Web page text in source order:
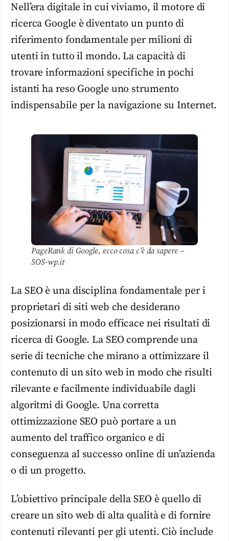
Nell’era digitale in cui viviamo, il motore di
ricerca Google è diventato un punto di
riferimento fondamentale per milioni di
utenti in tutto il mondo. La capacità di
trovare informazioni specifiche in pochi
istanti ha reso Google uno strumento
indispensabile per la navigazione su Internet.
PageRank di Google, ecco cosa c’è da sapere –
SOS-wp.it
La SEO è una disciplina fondamentale per i
proprietari di siti web che desiderano
posizionarsi in modo efficace nei risultati di
ricerca di Google. La SEO comprende una
serie di tecniche che mirano a ottimizzare il
contenuto di un sito web in modo che risulti
rilevante e facilmente individuabile dagli
algoritmi di Google. Una corretta
ottimizzazione SEO può portare a un
aumento del traffico organico e di
conseguenza al successo online di un’azienda
o di un progetto.
L’obiettivo principale della SEO è quello di
creare un sito web di alta qualità e di fornire
contenuti rilevanti per gli utenti. Ciò include